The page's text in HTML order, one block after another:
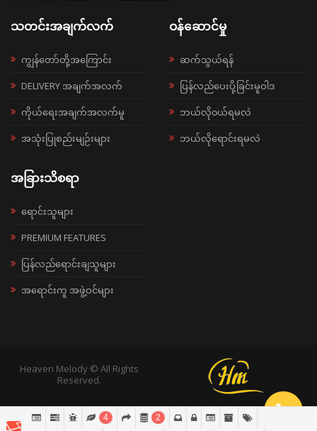
သတင်းအချက်လက်
ကျွန်တော်တို့အကြောင်း
DELIVERY အချက်အလက်
ကိုယ်ရေးအချက်အလက်မူ
အသုံးပြုစည်းမျဉ်းများ
ဝန်ဆောင်မှု
ဆက်သွယ်ရန်
ပြန်လည်ပေးပို့ခြင်းမူဝါဒ
ဘယ်လို၀ယ်ရမလဲ
ဘယ်လိုရောင်းရမလဲ
အခြားသိစရာ
ရောင်းသူများ
PREMIUM FEATURES
ပြန်လည်ရောင်းချသူများ
အရောင်းကူ အဖွဲ့ဝင်များ
Heaven Melody © All Rights
Reserved.
4 2